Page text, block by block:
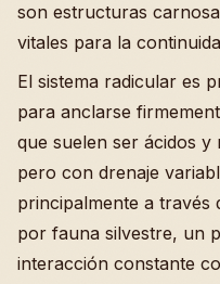
son estructuras
vitales para la
El sistema radicular es
para anclarse
que suelen ser ácidos
pero con drenaje
principalmente a través
por fauna silvestre, un
interacción constante